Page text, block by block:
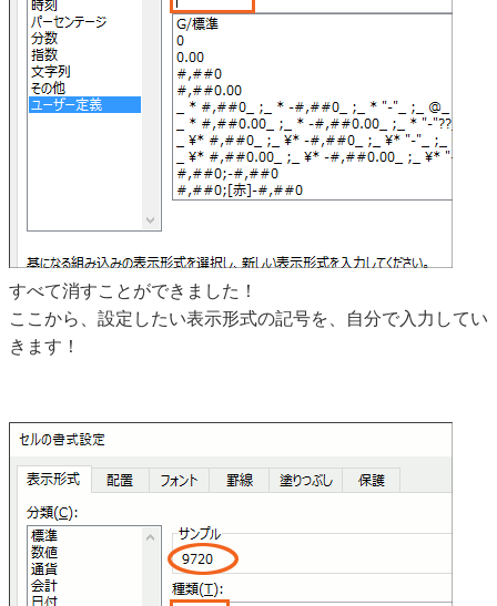
すべて消すことができました！
ここから、設定したい表示形式の記号を、自分で入力してい
きます！